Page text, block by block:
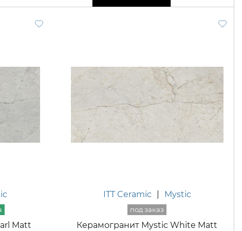
Matt
ITT Ceramic Mystic
Керамогранит Mystic White Matt